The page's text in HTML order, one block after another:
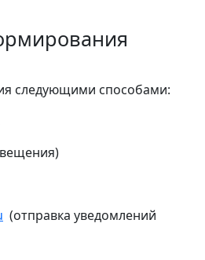
следующими способами:
(отправка уведомлений